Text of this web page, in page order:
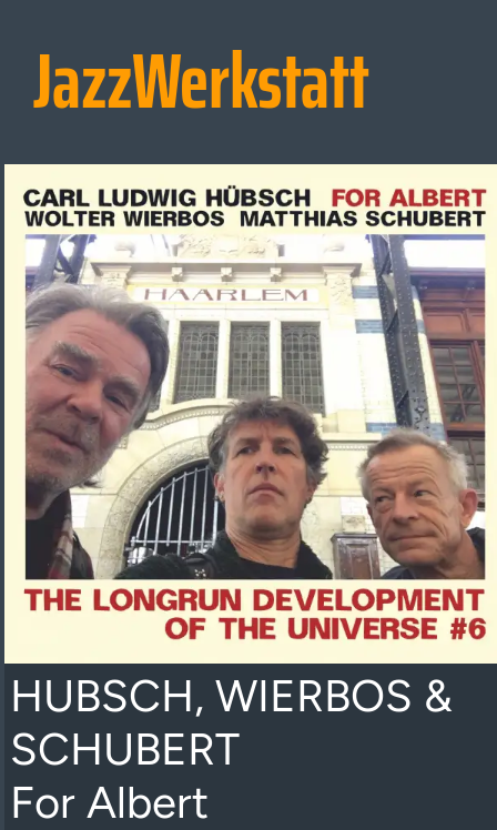
JazzWerkstatt
HUBSCH, WIERBOS &
SCHUBERT
For Albert